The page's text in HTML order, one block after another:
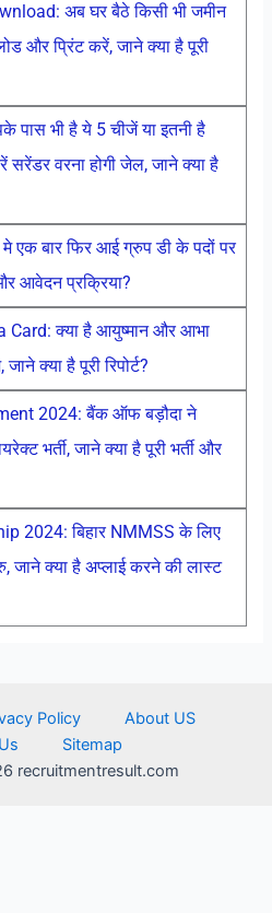
अब घर बैठे किसी भी जमीन
और प्रिंट करें, जाने क्या है पूरी
पास भी है ये 5 चीजें या इतनी है
सरेंडर वरना होगी जेल, जाने क्या है
एक बार फिर आई ग्रुप डी के पदों पर
और आवेदन प्रक्रिया?
क्या है आयुष्मान और आभा
क्या है पूरी रिपोर्ट?
2024: बैंक ऑफ बड़ौदा ने
भर्ती, जाने क्या है पूरी भर्ती और
2024: बिहार NMMSS के लिए
क्या है अप्लाई करने की लास्ट
Policy
About US
Sitemap
recruitmentresult.com